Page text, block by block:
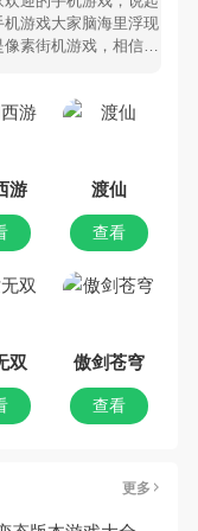
机游戏大家脑海里浮现
素街机游戏，相信很
有哪些呢？游戏今天，
家前来选择下载体验
游 渡仙
查看
双 傲剑苍穹
查看
更多